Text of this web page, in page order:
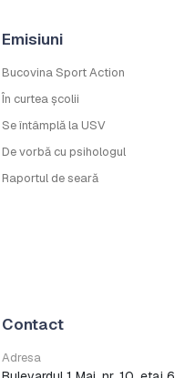
Emisiuni
Bucovina Sport Action
În curtea școlii
Se întâmplă la USV
De vorbă cu psihologul
Raportul de seară
Contact
Adresa